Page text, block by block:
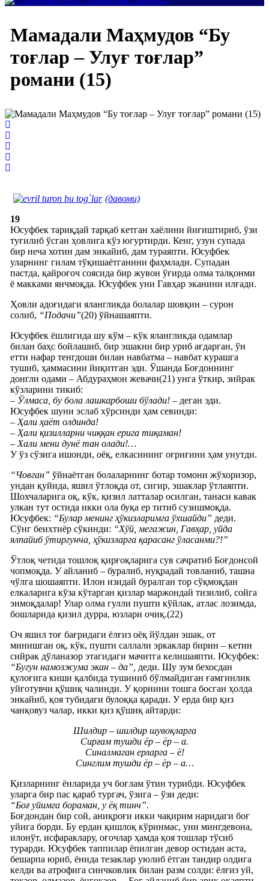
Мамадали Маҳмудов “Бу
тоғлар – Улуғ тоғлар”
романи (15)
(давоми)
19
Юсуфбек тариқдай тарқаб кетган хаёлини йиғиштириб, ўзи
туғилиб ўсган ҳовлига кўз югуртирди. Кенг, узун супада
бир неча хотин дам энкайиб, дам тураяпти. Юсуфбек
уларнинг гилам тўқишаётганини фаҳмлади. Супадан
пастда, қайроғоч соясида бир жувон ўғирда олма талқонми
ё макками янчмоқда. Юсуфбек уни Гавҳар эканини илғади.
Ҳовли адоғидаги ялангликда болалар шовқин – сурон
солиб, “Подачи”(20) ўйнашаяпти.
Юсуфбек ёшлигида шу кўм – кўк ялангликда одамлар
билан баҳс бойлашиб, бир эшакни бир уриб ағдарган, ўн
етти нафар тенгдоши билан навбатма – навбат курашга
тушиб, ҳаммасини йиқитган эди. Ўшанда Боғдоннинг
донгли одами – Абдураҳмон жевачи(21) унга ўткир, зийрак
кўзларини тикиб:
– Ўлмаса, бу бола лашкарбоши бўлади!– деган эди.
Юсуфбек шуни эслаб хўрсинди ҳам севинди:
– Ҳали ҳаёт олдинда!
– Ҳали қизилларни чиққан ерига тиқаман!
– Хали мени дунё тан олади!…
У ўз сўзига ишонди, оёқ, елкасининг оғриғини ҳам унутди.
“Човган” ўйнаётган болаларнинг ботар томони жўхоризор,
ундан қуйида, яшил ўтлоқда от, сигир, эшаклар ўтлаяпти.
Шохчаларига оқ, кўк, қизил латталар осилган, танаси кавак
улкан тут остида икки ола буқа ер титиб сузишмоқда.
Юсуфбек: “Булар менинг ҳўкизларимга ўхшайди” деди.
Сўнг беихтиёр сўкинди: “Хўй, мегажин, Гавҳар, уйда
ялпайиб ўтиргунча, ҳўкизларга қарасанг ўласанми?!”
Ўтлоқ четида тошлоқ қирғоқларига сув сачратиб Боғдонсой
чопмоқда. У айланиб – буралиб, нуқрадай товланиб, ташна
чўлга шошаяпти. Илон изидай буралган тор сўқмоқдан
елкаларига кўза кўтарган қизлар маржондай тизилиб, сойга
энмоқдалар! Улар олма гулли пушти кўйлак, атлас лозимда,
бошларида қизил дурра, юзлари очиқ.(22)
Оч яшил тоғ бағридаги ёлғиз оёқ йўлдан эшак, от
минишган оқ, кўк, пушти саллали эркаклар бирин – кетин
сийрак дўланазор этагидаги мачитга келишаяпти. Юсуфбек:
“Бугун намозжума экан – да”, деди. Шу зум бехосдан
қулоғига киши қалбида тушиниб бўлмайдиган ғамгинлик
уйғотувчи қўшиқ чалинди. У қорнини тошга босган ҳолда
энкайиб, қоя тубидаги булоққа қаради. У ерда бир қиз
чанқовуз чалар, икки қиз қўшиқ айтарди:
Шилдир – шилдир шувоқларга
Сирғам тушди ёр – ёр – а.
Синалмаган ерларга – ё!
Синглим тушди ёр – ёр – а…
Қизларнинг ёнларида уч боғлам ўтин турибди. Юсуфбек
уларга бир пас қараб тургач, ўзига – ўзи деди:
“Боғ уйимга бораман, у ёқ тинч”.
Боғдондан бир сой, аниқроғи икки чақирим наридаги боғ
уйига борди. Бу ердан қишлоқ кўринмас, уни мингдевона,
илонўт, исфараклару, оғочлар ҳамда қоя тошлар тўсиб
турарди. Юсуфбек таппилар ёпилган девор остидан аста,
бешарпа юриб, ёнида тезаклар уюлиб ётган тандир олдига
келди ва атрофига синчковлик билан разм солди: ёлғиз уй,